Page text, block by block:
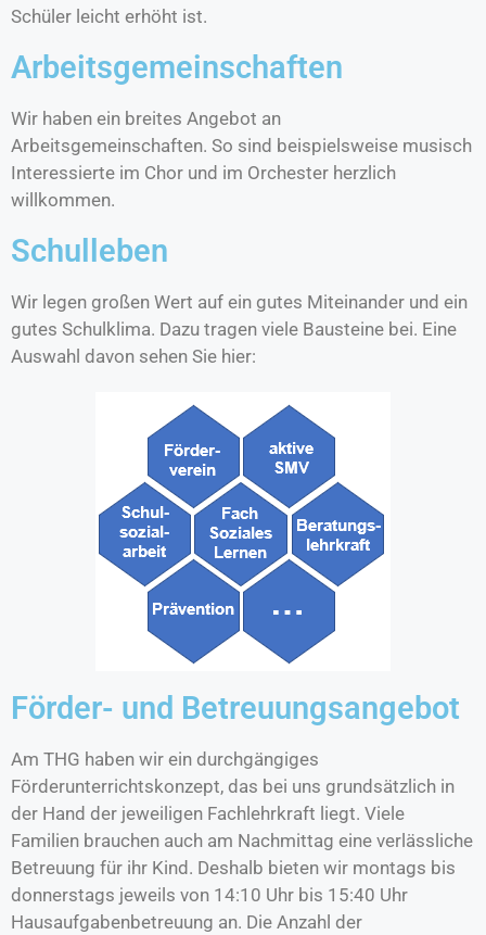
Schüler leicht erhöht ist.
Arbeitsgemeinschaften
Wir haben ein breites Angebot an
Arbeitsgemeinschaften. So sind beispielsweise musisch
Interessierte im Chor und im Orchester herzlich
willkommen.
Schulleben
Wir legen großen Wert auf ein gutes Miteinander und ein
gutes Schulklima. Dazu tragen viele Bausteine bei. Eine
Auswahl davon sehen Sie hier:
Förder- und Betreuungsangebot
Am THG haben wir ein durchgängiges
Förderunterrichtskonzept, das bei uns grundsätzlich in
der Hand der jeweiligen Fachlehrkraft liegt. Viele
Familien brauchen auch am Nachmittag eine verlässliche
Betreuung für ihr Kind. Deshalb bieten wir montags bis
donnerstags jeweils von 14:10 Uhr bis 15:40 Uhr
Hausaufgabenbetreuung an. Die Anzahl der